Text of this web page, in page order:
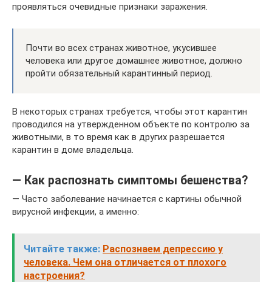
проявляться очевидные признаки заражения.
Почти во всех странах животное, укусившее
человека или другое домашнее животное, должно
пройти обязательный карантинный период.
В некоторых странах требуется, чтобы этот карантин
проводился на утвержденном объекте по контролю за
животными, в то время как в других разрешается
карантин в доме владельца.
— Как распознать симптомы бешенства?
— Часто заболевание начинается с картины обычной
вирусной инфекции, а именно:
Читайте также: Распознаем депрессию у
человека. Чем она отличается от плохого
настроения?